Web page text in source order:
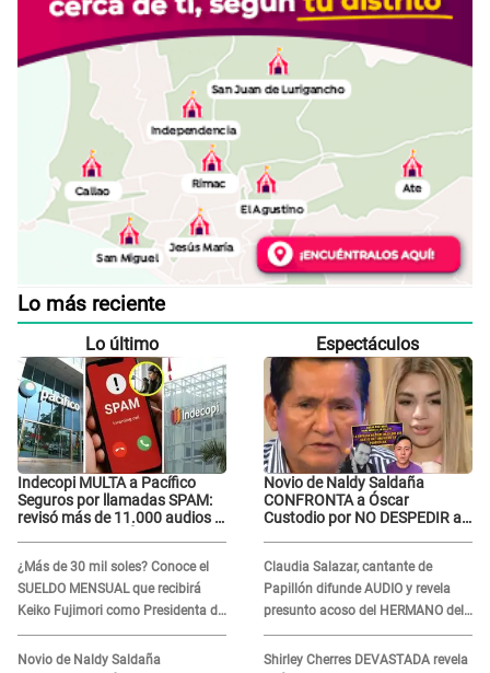
Lo más reciente
Lo último
Indecopi MULTA a Pacífico
Seguros por llamadas SPAM:
revisó más de 11.000 audios y
¿Más de 30 mil soles? Conoce el
SUELDO MENSUAL que recibirá
Keiko Fujimori como Presidenta de
la República
Novio de Naldy Saldaña
Espectáculos
Novio de Naldy Saldaña
CONFRONTA a Óscar
Custodio por NO DESPEDIR a
"Nadie me dice qué hacer"
Claudia Salazar, cantante de
Papillón difunde AUDIO y revela
presunto acoso del HERMANO del
director musical de La Bella Luz:
"Me quedé asustada, en shock"
Shirley Cherres DEVASTADA revela